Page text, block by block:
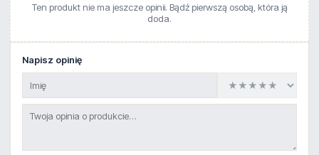
Ten produkt nie ma jeszcze opinii. Bądź pierwszą osobą, która ją
doda.
Napisz opinię